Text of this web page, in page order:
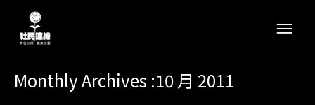
Monthly Archives :10 月 2011